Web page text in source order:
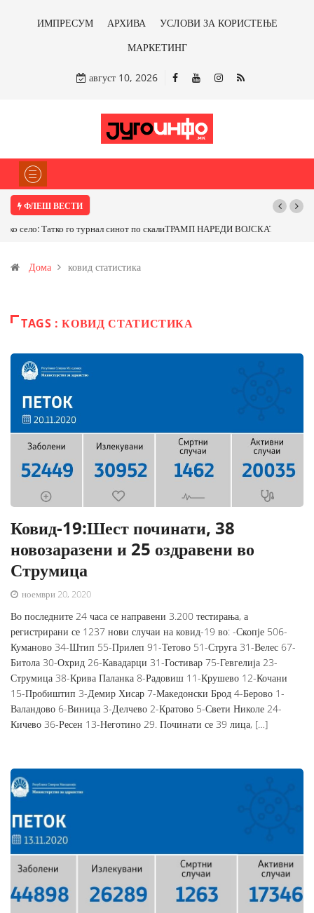
ИМПРЕСУМ АРХИВА
УСЛОВИ ЗА КОРИСТЕЊЕ
МАРКЕТИНГ
август 10, 2026
ФЛЕШ ВЕСТИ
ТРАМП НАРЕДИ ВОЈСКАТА ДА КОРИСТИ МЕТАЛИ САМО ОД САД
Иловица и со антимонот?
Дома ковид статистика
TAGS : КОВИД СТАТИСТИКА
Ковид-19:Шест починати, 38
новозаразени и 25 оздравени во
Струмица
ноември 20, 2020
Во последните 24 часа се направени 3.200 тестирања, а
регистрирани се 1237 нови случаи на ковид-19 во: -Скопје 506-
Куманово 34-Штип 55-Прилеп 91-Тетово 51-Струга 31-Велес 67-
Битола 30-Охрид 26-Кавадарци 31-Гостивар 75-Гевгелија 23-
Струмица 38-Крива Паланка 8-Радовиш 11-Крушево 12-Кочани
15-Пробиштип 3-Демир Хисар 7-Македонски Брод 4-Берово 1-
Валандово 6-Виница 3-Делчево 2-Кратово 5-Свети Николе 24-
Кичево 36-Ресен 13-Неготино 29. Починати се 39 лица, […]